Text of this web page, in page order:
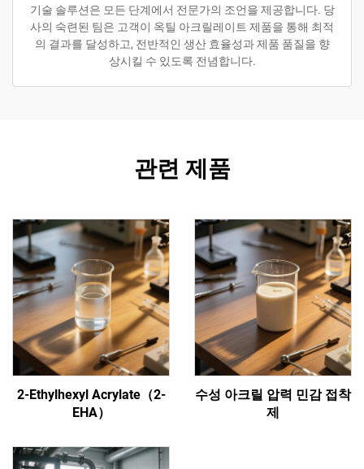
기술 솔루션은 모든 단계에서 전문가의 조언을 제공합니다. 당
사의 숙련된 팀은 고객이 옥틸 아크릴레이트 제품을 통해 최적
의 결과를 달성하고, 전반적인 생산 효율성과 제품 품질을 향
상시킬 수 있도록 전념합니다.
관련 제품
2-Ethylhexyl Acrylate（2-
EHA）
수성 아크릴 압력 민감 접착
제